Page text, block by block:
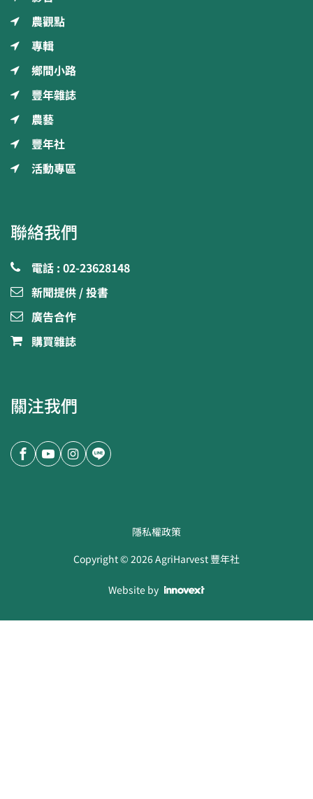
農觀點
專輯
鄉間小路
豐年雜誌
農藝
豐年社
活動專區
聯絡我們
電話 : 02-23628148
新聞提供 / 投書
廣告合作
購買雜誌
關注我們
隱私權政策
Copyright ©2026AgriHarvest 豐年社
Website by